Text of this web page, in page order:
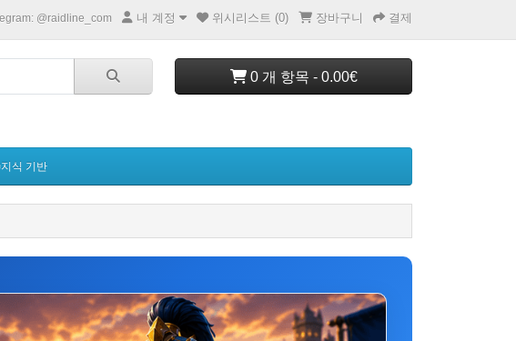
@raidline_com 내 계정 위시리스트 (0) 장바구니 결제
0 개 항목 - 0.00€
식 기반